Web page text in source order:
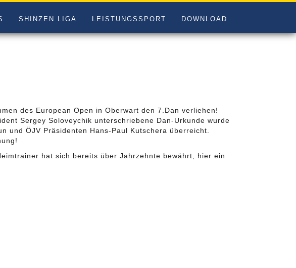
SHINZEN LIGA LEISTUNGSSPORT DOWNLOAD
des European Open in Oberwart den 7.Dan verliehen!
Sergey Soloveychik unterschriebene Dan-Urkunde wurde
und ÖJV Präsidenten Hans-Paul Kutschera überreicht.
hat sich bereits über Jahrzehnte bewährt, hier ein